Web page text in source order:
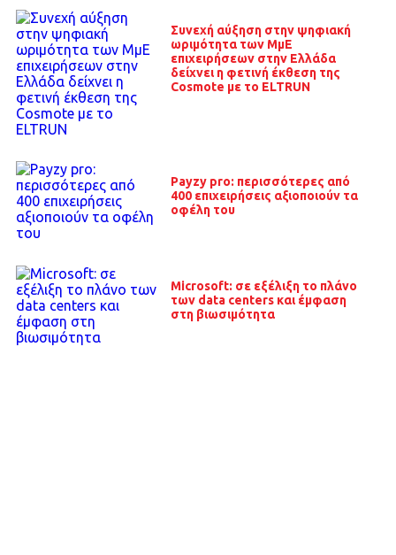
Συνεχή αύξηση στην ψηφιακή
ωριμότητα των ΜμΕ
επιχειρήσεων στην Ελλάδα
δείχνει η φετινή έκθεση της
Cosmote με το ELTRUN
Payzy pro: περισσότερες από
400 επιχειρήσεις αξιοποιούν τα
οφέλη του
Microsoft: σε εξέλιξη το πλάνο
των data centers και έμφαση
στη βιωσιμότητα